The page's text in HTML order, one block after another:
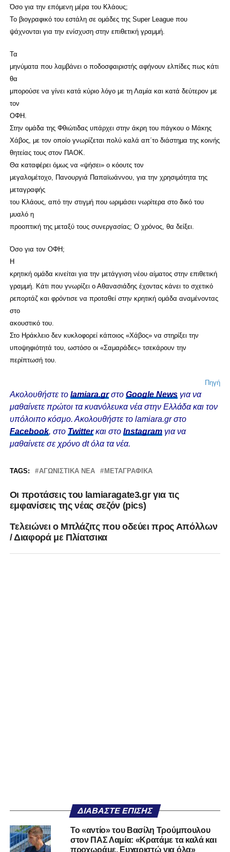
Όσο για την επόμενη μέρα του Κλάους;
Το βιογραφικό του εστάλη σε ομάδες της Super League που
ψάχνονται για την ενίσχυση στην επιθετική γραμμή.
Τα
μηνύματα που λαμβάνει ο ποδοσφαιριστής αφήνουν ελπίδες πως κάτι
θα
μπορούσε να γίνει κατά κύριο λόγο με τη Λαμία και κατά δεύτερον με
τον
ΟΦΗ.
Στην ομάδα της Φθιώτιδας υπάρχει στην άκρη του πάγκου ο Μάκης
Χάβος, με τον οποίο γνωρίζεται πολύ καλά απ΄το διάστημα της κοινής
θητείας τους στον ΠΑΟΚ.
Θα καταφέρει όμως να «ψήσει» ο κόουτς τον
μεγαλομέτοχο, Πανουργιά Παπαϊωάννου, για την χρησιμότητα της
μεταγραφής
του Κλάους, από την στιγμή που ωριμάσει νωρίτερα στο δικό του
μυαλό η
προοπτική της μεταξύ τους συνεργασίας; Ο χρόνος, θα δείξει.
Όσο για τον ΟΦΗ;
Η
κρητική ομάδα κινείται για την μετάγγιση νέου αίματος στην επιθετική
γραμμή. Κάτι που γνωρίζει ο Αθανασιάδης έχοντας κάνει το σχετικό
ρεπορτάζ και φρόντισε να προταθεί στην κρητική ομάδα αναμένοντας
στο
ακουστικό του.
Στο Ηράκλειο δεν κυκλοφορεί κάποιος «Χάβος» να στηρίξει την
υποψηφιότητά του, ωστόσο οι «Σαμαράδες» τσεκάρουν την
περίπτωσή του.
Πηγή
Ακολουθήστε το lamiara.grστο Google Newsγια να
μαθαίνετε πρώτοι τα κυανόλευκα νέα στην Ελλάδα και τον
υπόλοιπο κόσμο. Ακολουθήστε το lamiara.gr στο
Facebook, στο Twitterκαι στο Instagram για να
μαθαίνετε σε χρόνο dt όλα τα νέα.
TAGS: ΑΓΩΝΙΣΤΙΚΆ ΝΈΑ ΜΕΤΑΓΡΑΦΙΚΆ
Οι προτάσεις του lamiaragate3.gr για τις
εμφανίσεις της νέας σεζόν (pics)
Tελειώνει ο Μπλάζιτς που οδεύει προς Απόλλων
/ Διαφορά με Πλίατσικα
ΔΙΑΒΆΣΤΕ ΕΠΊΣΗΣ
Το «αντίο» του Βασίλη Τρούμπουλου
στον ΠΑΣ Λαμία: «Κρατάμε τα καλά και
προχωράμε. Ευχαριστώ για όλα»